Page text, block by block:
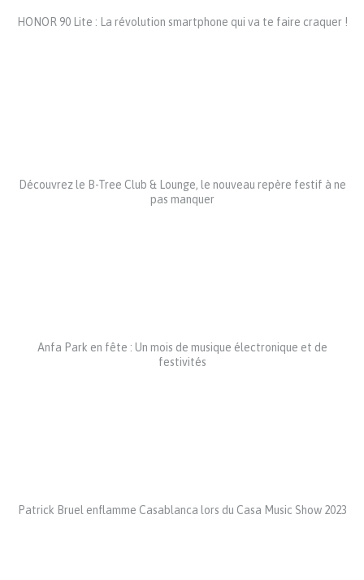
HONOR 90 Lite : La révolution smartphone qui va te faire craquer !
Découvrez le B-Tree Club & Lounge, le nouveau repère festif à ne
pas manquer
Anfa Park en fête : Un mois de musique électronique et de
festivités
Patrick Bruel enflamme Casablanca lors du Casa Music Show 2023